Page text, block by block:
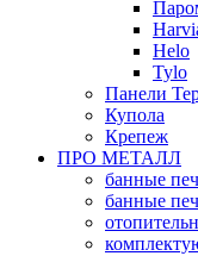
Helo
Tylo
Панели
Купола
Крепеж
ПРО МЕТАЛЛ
банные
банные